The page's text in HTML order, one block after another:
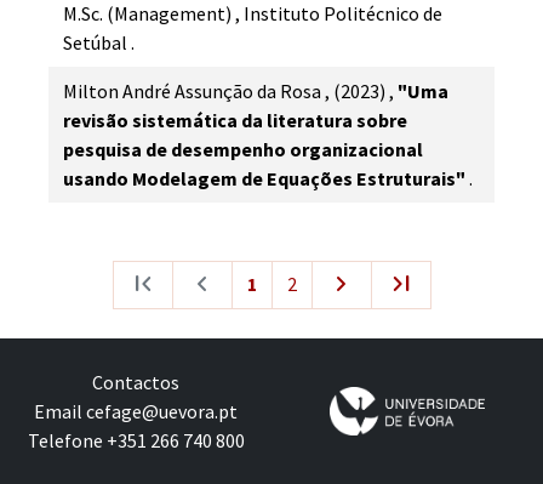
M.Sc. (Management) , Instituto Politécnico de
Setúbal .
Milton André Assunção da Rosa , (2023) , "Uma
revisão sistemática da literatura sobre
pesquisa de desempenho organizacional
usando Modelagem de Equações Estruturais" .
first_page navigate_before 1 2 navigate_next last_page
Contactos
Email cefage@uevora.pt
Telefone +351 266 740 800